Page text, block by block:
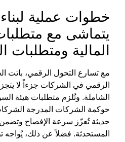
خطوات عملية
يتماشى مع
المالية ومتطلبات
مع تسارع التحول الرقمي، باتت
الرقمي في الشركات جزءاً لا
الشاملة. وتُلزم متطلبات هيئة
حوكمة الشركات المدرجة
حديثة تُعزّز سرعة الإفصاح وتضمن
المستحدثة. فضلاً عن ذلك، يُواجه